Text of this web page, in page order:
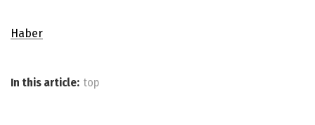
Haber
In this article: top